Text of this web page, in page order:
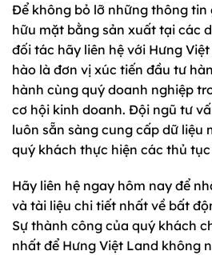
Để không bỏ lỡ những thông tin
hữu mặt bằng sản xuất tại các
đối tác hãy liên hệ với Hưng
hào là đơn vị xúc tiến đầu tư
hành cùng quý doanh nghiệp
cơ hội kinh doanh. Đội ngũ tư
luôn sẵn sàng cung cấp dữ liệu
quý khách thực hiện các thủ tục
Hãy liên hệ ngay hôm nay để
và tài liệu chi tiết nhất về bất
Sự thành công của quý khách
nhất để Hưng Việt Land không